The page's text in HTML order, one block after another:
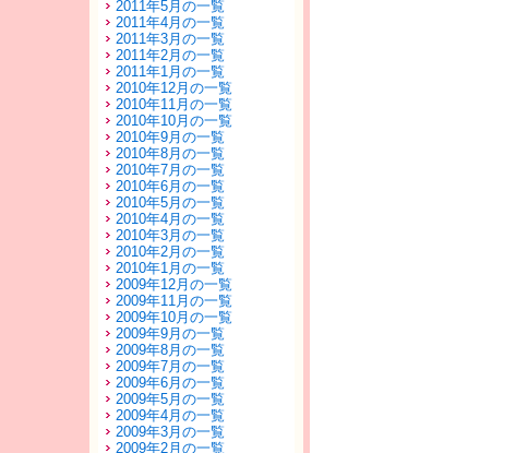
2011年5月の一覧
2011年4月の一覧
2011年3月の一覧
2011年2月の一覧
2011年1月の一覧
2010年12月の一覧
2010年11月の一覧
2010年10月の一覧
2010年9月の一覧
2010年8月の一覧
2010年7月の一覧
2010年6月の一覧
2010年5月の一覧
2010年4月の一覧
2010年3月の一覧
2010年2月の一覧
2010年1月の一覧
2009年12月の一覧
2009年11月の一覧
2009年10月の一覧
2009年9月の一覧
2009年8月の一覧
2009年7月の一覧
2009年6月の一覧
2009年5月の一覧
2009年4月の一覧
2009年3月の一覧
2009年2月の一覧